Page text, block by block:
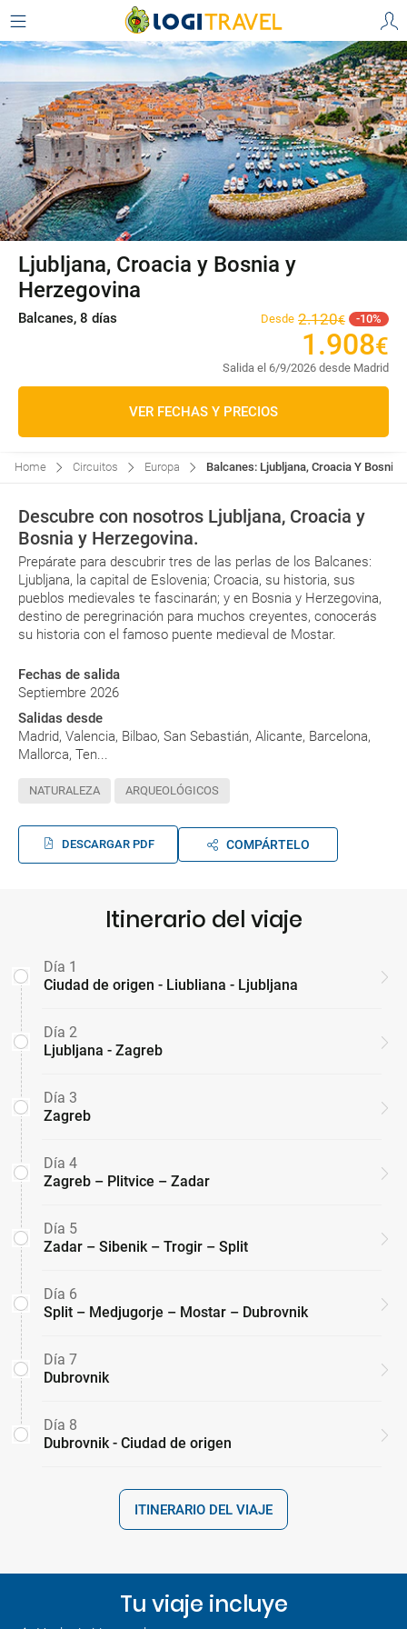
Ljubljana, Croacia y Bosnia y
Herzegovina
Balcanes, 8 días Desde 2.120€ 10
1 .908€
Salida el 6/9/2026 desde Madrid
VER FECHAS Y PRECIOS
Home Circuitos Europa Balcanes: Ljubljana, Croacia Y Bosnia
Descubre con nosotros Ljubljana, Croacia y
Bosnia y Herzegovina.
Prepárate para descubrir tres de las perlas de los Balcanes:
Ljubljana, la capital de Eslovenia; Croacia, su historia, sus
pueblos medievales te fascinarán; y en Bosnia y Herzegovina,
destino de peregrinación para muchos creyentes, conocerás
su historia con el famoso puente medieval de Mostar.
Fechas de salida
Septiembre 2026
Salidas desde
Madrid, Valencia, Bilbao, San Sebastián, Alicante, Barcelona,
Mallorca, Ten...
NATURALEZA ARQUEOLÓGICOS
DESCARGAR PDF COMPÁRTELO
Itinerario del viaje
Día 1
Ciudad de origen - Liubliana - Ljubljana
Día 2
Ljubljana - Zagreb
Día 3
Zagreb
Día 4
Zagreb – Plitvice – Zadar
Día 5
Zadar – Sibenik – Trogir – Split
Día 6
Split – Medjugorje – Mostar – Dubrovnik
Día 7
Dubrovnik
Día 8
Dubrovnik - Ciudad de origen
ITINERARIO DEL VIAJE
Tu viaje incluye